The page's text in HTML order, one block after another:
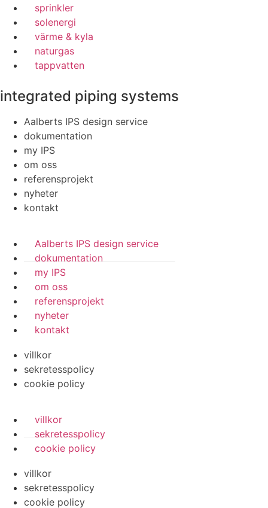
sprinkler
solenergi
värme & kyla
naturgas
tappvatten
integrated piping systems
Aalberts IPS design service
dokumentation
my IPS
om oss
referensprojekt
nyheter
kontakt
Aalberts IPS design service
dokumentation
my IPS
om oss
referensprojekt
nyheter
kontakt
villkor
sekretesspolicy
cookie policy
villkor
sekretesspolicy
cookie policy
villkor
sekretesspolicy
cookie policy